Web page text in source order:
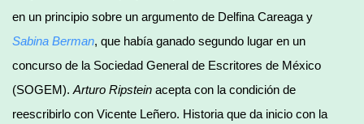
en un principio sobre un argumento de Delfina Careaga y
Sabina Berman, que había ganado segundo lugar en un
concurso de la Sociedad General de Escritores de México
(SOGEM). Arturo Ripstein acepta con la condición de
reescribirlo con Vicente Leñero. Historia que da inicio con la